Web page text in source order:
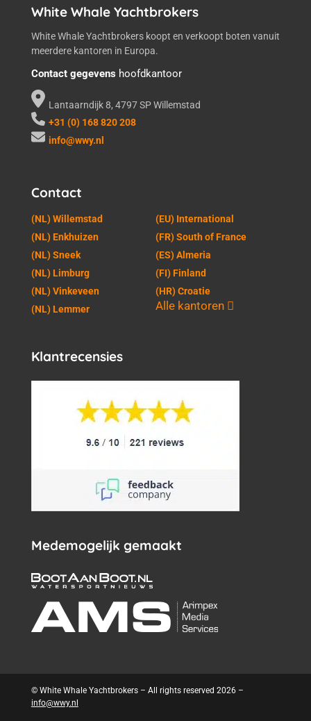
White Whale Yachtbrokers
White Whale Yachtbrokers koopt en verkoopt boten vanuit
meerdere kantoren in Europa.
Contact gegevens hoofdkantoor
Lantaarndijk 8, 4797 SP Willemstad
+31 (0) 168 820 208
info@wwy.nl
Contact
(NL) Willemstad
(NL) Enkhuizen
(NL) Sneek
(NL) Limburg
(NL) Vinkeveen
(NL) Lemmer
(EU) International
(FR) South of France
(ES) Almeria
(FI) Finland
(HR) Croatie
Alle kantoren
Klantrecensies
Medemogelijk gemaakt
© White Whale Yachtbrokers – All rights reserved 2026 –
info@wwy.nl